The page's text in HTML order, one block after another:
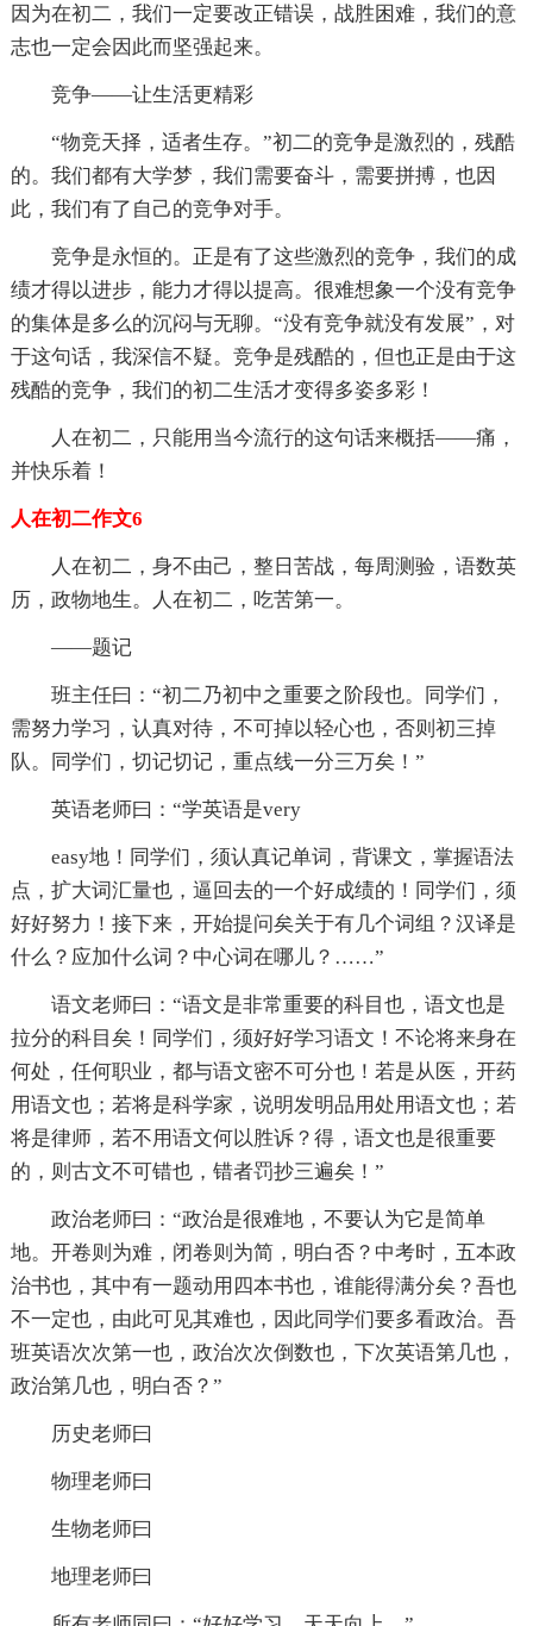
因为在初二，我们一定要改正错误，战胜困难，我们的意
志也一定会因此而坚强起来。
竞争——让生活更精彩
“物竞天择，适者生存。”初二的竞争是激烈的，残酷
的。我们都有大学梦，我们需要奋斗，需要拼搏，也因
此，我们有了自己的竞争对手。
竞争是永恒的。正是有了这些激烈的竞争，我们的成
绩才得以进步，能力才得以提高。很难想象一个没有竞争
的集体是多么的沉闷与无聊。“没有竞争就没有发展”，对
于这句话，我深信不疑。竞争是残酷的，但也正是由于这
残酷的竞争，我们的初二生活才变得多姿多彩！
人在初二，只能用当今流行的这句话来概括——痛，
并快乐着！
人在初二作文6
人在初二，身不由己，整日苦战，每周测验，语数英
历，政物地生。人在初二，吃苦第一。
——题记
班主任曰：“初二乃初中之重要之阶段也。同学们，
需努力学习，认真对待，不可掉以轻心也，否则初三掉
队。同学们，切记切记，重点线一分三万矣！”
英语老师曰：“学英语是very
easy地！同学们，须认真记单词，背课文，掌握语法
点，扩大词汇量也，逼回去的一个好成绩的！同学们，须
好好努力！接下来，开始提问矣关于有几个词组？汉译是
什么？应加什么词？中心词在哪儿？……”
语文老师曰：“语文是非常重要的科目也，语文也是
拉分的科目矣！同学们，须好好学习语文！不论将来身在
何处，任何职业，都与语文密不可分也！若是从医，开药
用语文也；若将是科学家，说明发明品用处用语文也；若
将是律师，若不用语文何以胜诉？得，语文也是很重要
的，则古文不可错也，错者罚抄三遍矣！”
政治老师曰：“政治是很难地，不要认为它是简单
地。开卷则为难，闭卷则为简，明白否？中考时，五本政
治书也，其中有一题动用四本书也，谁能得满分矣？吾也
不一定也，由此可见其难也，因此同学们要多看政治。吾
班英语次次第一也，政治次次倒数也，下次英语第几也，
政治第几也，明白否？”
历史老师曰
物理老师曰
生物老师曰
地理老师曰